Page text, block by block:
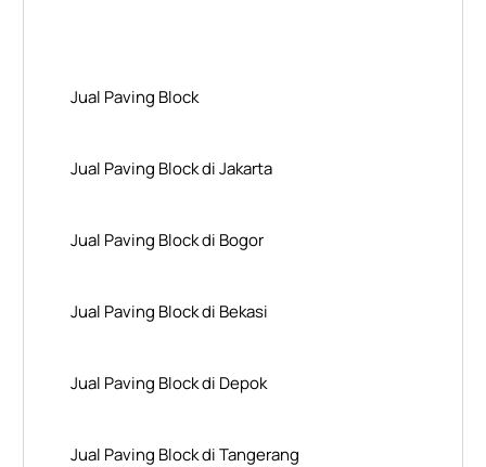
Jual Paving Block
Jual Paving Block di Jakarta
Jual Paving Block di Bogor
Jual Paving Block di Bekasi
Jual Paving Block di Depok
Jual Paving Block di Tangerang